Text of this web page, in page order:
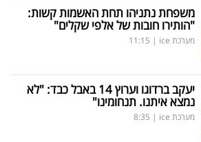
משפחת נתניהו תחת האשמות קשות:
"הותירו חובות של אלפי שקלים"
מערכת ice |
11:15
יעקב ברדוגו וערוץ 14 באבל כבד: "לא
נמצא איתנו. תנחומינו"
מערכת ice |
8:35